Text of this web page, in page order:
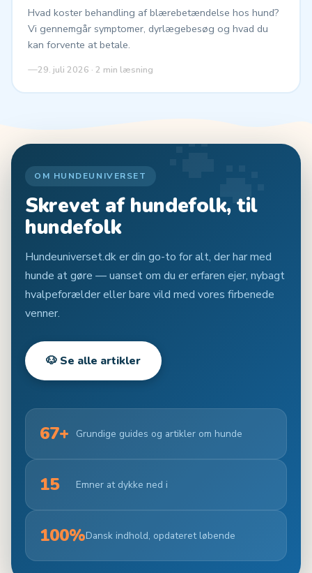
Hvad koster behandling af blærebetændelse hos hund?
Vi gennemgår symptomer, dyrlægebesøg og hvad du
kan forvente at betale.
29. juli 2026 · 2 min læsning
🐾
OM HUNDEUNIVERSET
Skrevet af hundefolk, til
hundefolk
Hundeuniverset.dk er din go-to for alt, der har med
hunde at gøre — uanset om du er erfaren ejer, nybagt
hvalpeforælder eller bare vild med vores firbenede
venner.
🐶 Se alle artikler
67+ Grundige guides og artikler om hunde
15 Emner at dykke ned i
100%Dansk indhold, opdateret løbende